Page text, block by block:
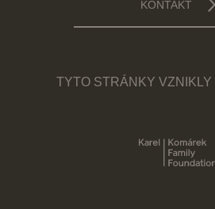
KONTAKT
TYTO STRÁNKY